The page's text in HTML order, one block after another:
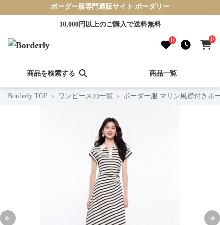
ボーダー服専門通販サイト ボーダリー
10,000円以上のご購入で送料無料
0 0
商品を検索する 商品一覧
Borderly TOP › ワンピースの一覧 › ボーダー服 マリン風襟付きボ
Previous slide